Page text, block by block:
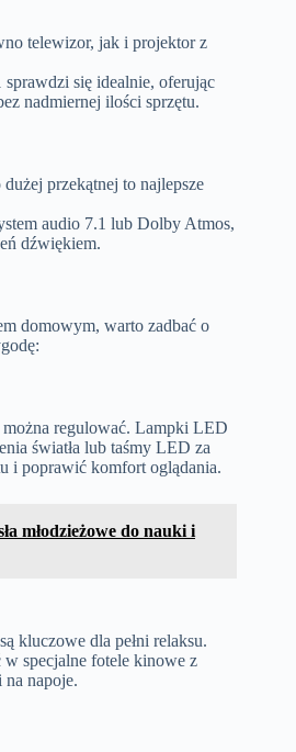
telewizor, jak i projektor z
sprawdzi się idealnie, oferując
nadmiernej ilości sprzętu.
przekątnej to najlepsze
audio 7.1 lub Dolby Atmos,
dźwiękiem.
domowym, warto zadbać o
regulować. Lampki LED
światła lub taśmy LED za
i poprawić komfort oglądania.
młodzieżowe do nauki i
kluczowe dla pełni relaksu.
specjalne fotele kinowe z
napoje.